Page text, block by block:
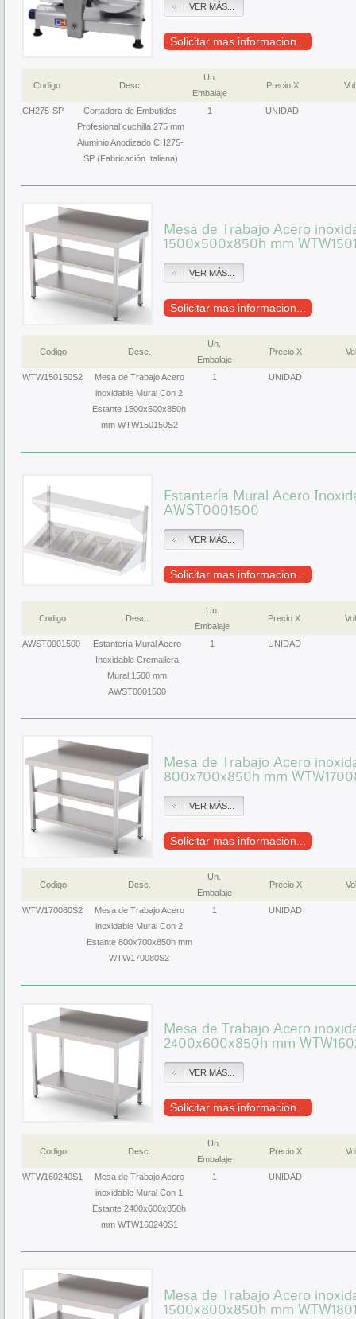
VER MÁS...
Solicitar mas informacion...
Codigo Desc.
Un.
Embalaje
Precio X
CH275-SP
Cortadora de Embutidos
Profesional cuchilla 275 mm
Aluminio Anodizado CH275-
SP (Fabricación Italiana)
1 UNIDAD
Mesa de Trabajo Acero
1500x500x850h mm
VER MÁS...
Solicitar mas informacion...
Codigo Desc.
Un.
Embalaje
Precio X
WTW150150S2
Mesa de Trabajo Acero
inoxidable Mural Con 2
Estante 1500x500x850h
mm WTW150150S2
1 UNIDAD
Estantería Mural Acero
AWST0001500
VER MÁS...
Solicitar mas informacion...
Codigo Desc.
Un.
Embalaje
Precio X
AWST0001500
Estantería Mural Acero
Inoxidable Cremallera
Mural 1500 mm
AWST0001500
1 UNIDAD
Mesa de Trabajo Acero
800x700x850h mm
VER MÁS...
Solicitar mas informacion...
Codigo Desc.
Un.
Embalaje
Precio X
WTW170080S2
Mesa de Trabajo Acero
inoxidable Mural Con 2
Estante 800x700x850h mm
WTW170080S2
1 UNIDAD
Mesa de Trabajo Acero
2400x600x850h mm
VER MÁS...
Solicitar mas informacion...
Codigo Desc.
Un.
Embalaje
Precio X
WTW160240S1
Mesa de Trabajo Acero
inoxidable Mural Con 1
Estante 2400x600x850h
mm WTW160240S1
1 UNIDAD
Mesa de Trabajo Acero
1500x800x850h mm